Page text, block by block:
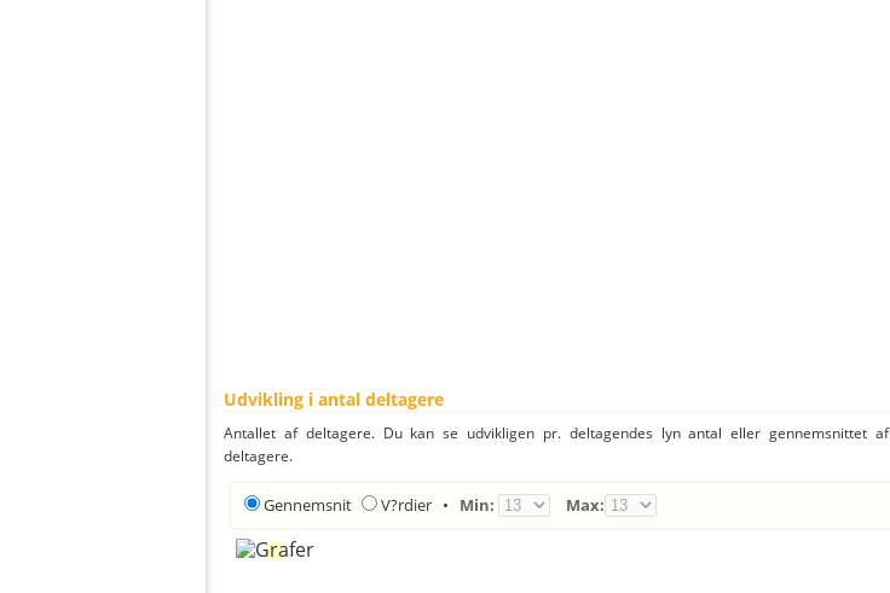
Udvikling i antal deltagere
Antallet af deltagere. Du kan se udvikligen pr. deltagendes lyn antal eller gennemsnittet af
deltagere.
Gennemsnit V?rdier • Min: Max: